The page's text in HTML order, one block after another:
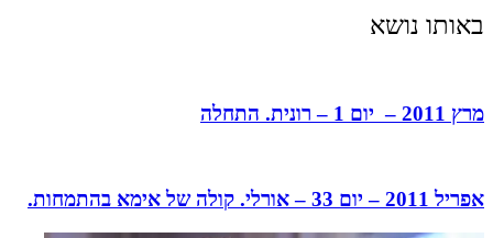
באותו נושא
מרץ 2011 – יום 1 – רונית. התחלה
אפריל 2011 – יום 33 – אורלי. קולה של אימא בהתמחות.